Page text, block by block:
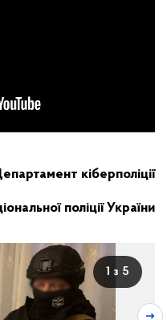
кіберполіції
поліції України
1 з 5